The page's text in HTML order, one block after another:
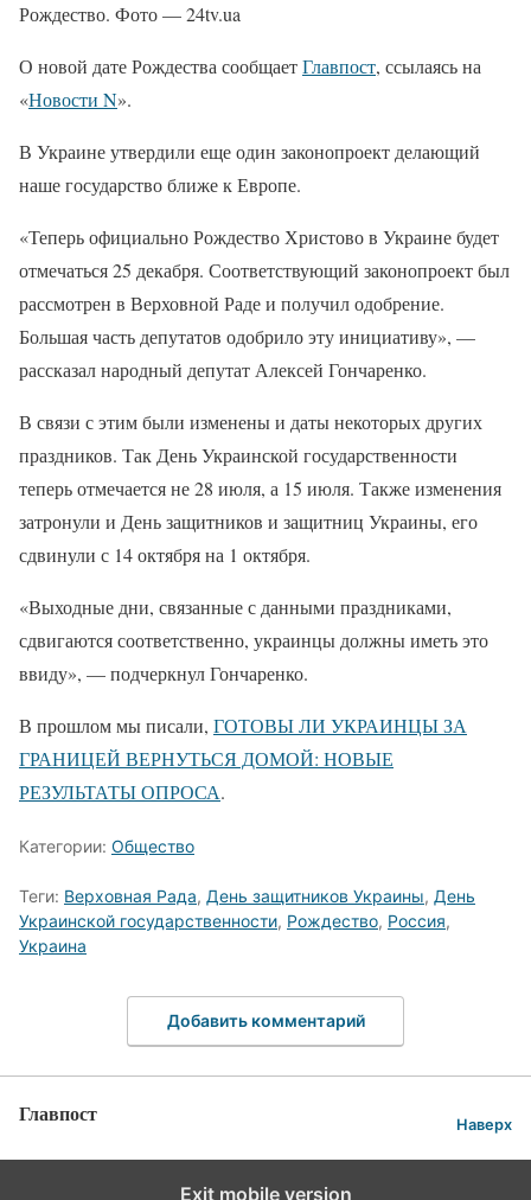
Рождество. Фото — 24tv.ua
О новой дате Рождества сообщаетГлавпост, ссылаясь на
«Новости N».
В Украине утвердили еще один законопроект делающий
наше государство ближе к Европе.
«Теперь официально Рождество Христово в Украине будет
отмечаться 25 декабря. Соответствующий законопроект был
рассмотрен в Верховной Раде и получил одобрение.
Большая часть депутатов одобрило эту инициативу», —
рассказал народный депутат Алексей Гончаренко.
В связи с этим были изменены и даты некоторых других
праздников. Так День Украинской государственности
теперь отмечается не 28 июля, а 15 июля. Также изменения
затронули и День защитников и защитниц Украины, его
сдвинули с 14 октября на 1 октября.
«Выходные дни, связанные с данными праздниками,
сдвигаются соответственно, украинцы должны иметь это
ввиду», — подчеркнул Гончаренко.
В прошлом мы писали, ГОТОВЫ ЛИ УКРАИНЦЫ ЗА
ГРАНИЦЕЙ ВЕРНУТЬСЯ ДОМОЙ: НОВЫЕ
РЕЗУЛЬТАТЫ ОПРОСА.
Категории: Общество
Теги: Верховная Рада, День защитников Украины, День
Украинской государственности, Рождество, Россия,
Украина
Добавить комментарий
Главпост Наверх
Exit mobile version